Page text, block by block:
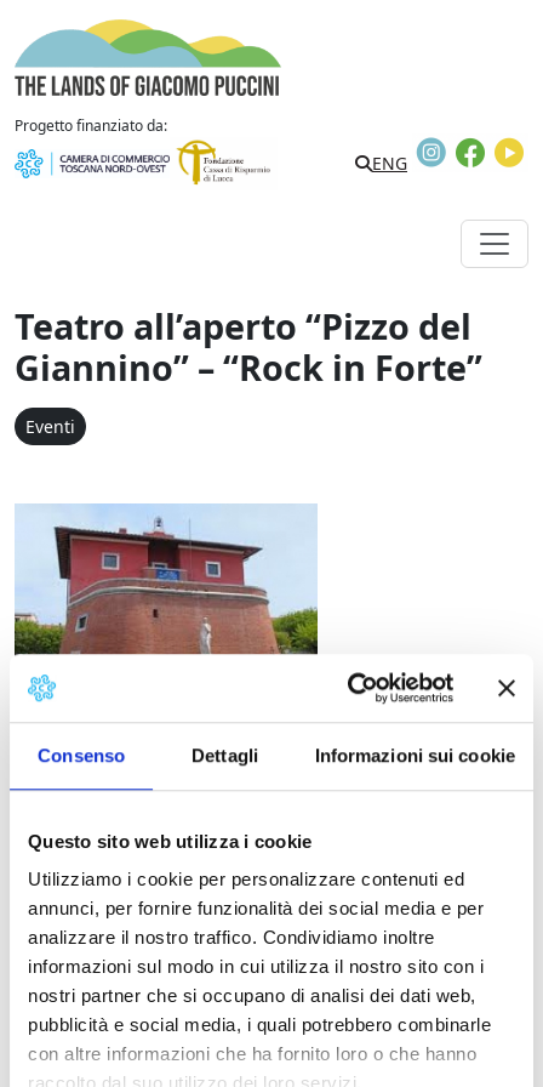
Consenso Dettagli Informazioni sui cookie
Questo sito web utilizza i cookie
Utilizziamo i cookie per personalizzare contenuti ed
annunci, per fornire funzionalità dei social media e per
analizzare il nostro traffico. Condividiamo inoltre
informazioni sul modo in cui utilizza il nostro sito con i
nostri partner che si occupano di analisi dei dati web,
pubblicità e social media, i quali potrebbero combinarle
con altre informazioni che ha fornito loro o che hanno
Vai al contenuto
Progetto finanziato da:
Search
ENG
Instagram
Teatro all’aperto “Pizzo del
Giannino” – “Rock in Forte”
Eventi
Dopo essere stata intitolata ad Emilio Tarabella
, il 12
Pineta di Forte dei Marmi
del Giannino”, che coprirà tutta la stagione estiva, da
giugno a fine agosto.
Pineta Emilio Tarabella
Inizio spettacoli ore 21,15
Martedì 30